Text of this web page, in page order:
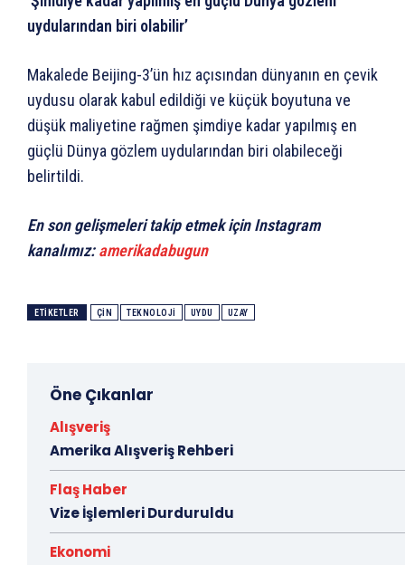
uydularından biri olabilir’
Makalede Beijing-3’ün hız açısından dünyanın en çevik
uydusu olarak kabul edildiği ve küçük boyutuna ve
düşük maliyetine rağmen şimdiye kadar yapılmış en
güçlü Dünya gözlem uydularından biri olabileceği
belirtildi.
En son gelişmeleri takip etmek için Instagram
kanalımız:amerikadabugun
ETIKETLER ÇIN TEKNOLOJI UYDU UZAY
Öne Çıkanlar
Alışveriş
Amerika Alışveriş Rehberi
Flaş Haber
Vize İşlemleri Durduruldu
Ekonomi